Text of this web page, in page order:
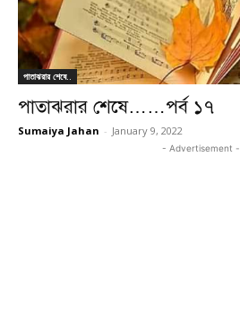
পাতাঝরার শেষে..
পাতাঝরার শেষে……পর্ব ১৭
Sumaiya Jahan - January 9, 2022
- Advertisement -